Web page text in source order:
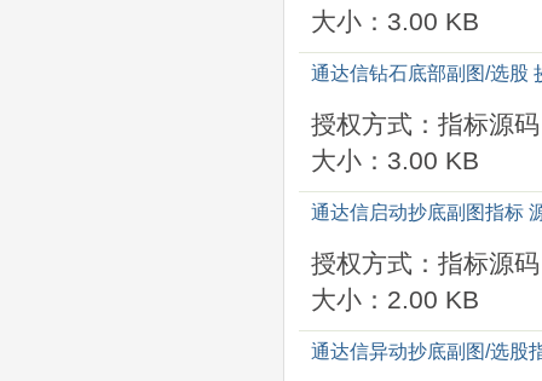
大小：3.00 KB
通达信钻石底部副图/选股
授权方式：指标源码
大小：3.00 KB
通达信启动抄底副图指标
授权方式：指标源码
大小：2.00 KB
通达信异动抄底副图/选股